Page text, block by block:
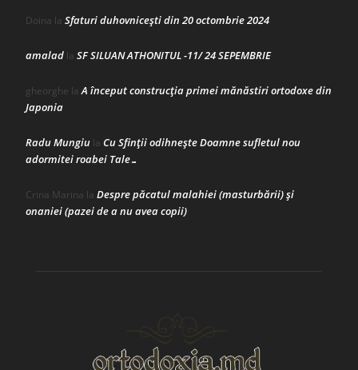
Doina la Sfaturi duhovnicești din 20 octombrie 2024
amalad la SF SILUAN ATHONITUL -11/ 24 SEPEMBRIE
gheorghe laA început construcţia primei mănăstiri ortodoxe din
Japonia
Radu Mungiu la Cu Sfinții odihnește Doamne sufletul nou
adormitei roabei Tale…
Crina Marina la Despre păcatul malahiei (masturbării) şi
onaniei (pazei de a nu avea copii)